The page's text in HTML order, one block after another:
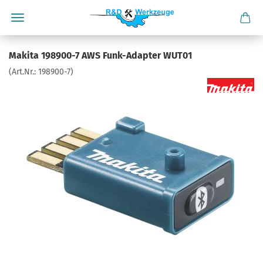
Makita 198900-7 AWS Funk-Adapter WUT01
(Art.Nr.: 198900-7)